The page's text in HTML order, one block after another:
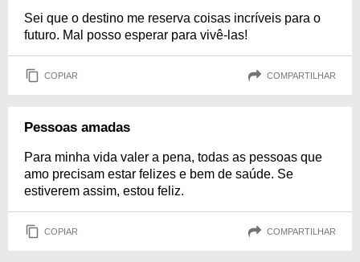
Sei que o destino me reserva coisas incríveis para o
futuro. Mal posso esperar para vivê-las!
COPIAR COMPARTILHAR
Pessoas amadas
Para minha vida valer a pena, todas as pessoas que
amo precisam estar felizes e bem de saúde. Se
estiverem assim, estou feliz.
COPIAR COMPARTILHAR